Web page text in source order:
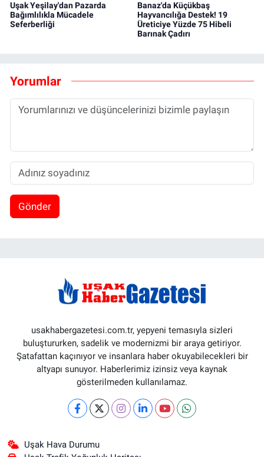
Uşak Yeşilay'dan Pazarda
Bağımlılıkla Mücadele
Seferberliği
Banaz'da Küçükbaş
Hayvancılığa Destek! 19
Üreticiye Yüzde 75 Hibeli
Barınak Çadırı
Yorumlar
Gönder
usakhabergazetesi.com.tr, yepyeni temasıyla sizleri
buluştururken, sadelik ve modernizmi bir araya getiriyor.
Şatafattan kaçınıyor ve insanlara haber okuyabilecekleri bir
altyapı sunuyor. Haberlerimiz izinsiz veya kaynak
gösterilmeden kullanılamaz.
Uşak Hava Durumu